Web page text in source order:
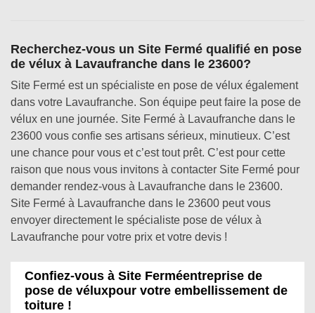
Recherchez-vous un Site Fermé qualifié en pose
de vélux à Lavaufranche dans le 23600?
Site Fermé est un spécialiste en pose de vélux également
dans votre Lavaufranche. Son équipe peut faire la pose de
vélux en une journée. Site Fermé à Lavaufranche dans le
23600 vous confie ses artisans sérieux, minutieux. C’est
une chance pour vous et c’est tout prêt. C’est pour cette
raison que nous vous invitons à contacter Site Fermé pour
demander rendez-vous à Lavaufranche dans le 23600.
Site Fermé à Lavaufranche dans le 23600 peut vous
envoyer directement le spécialiste pose de vélux à
Lavaufranche pour votre prix et votre devis !
Confiez-vous à Site Ferméentreprise de
pose de véluxpour votre embellissement de
toiture !